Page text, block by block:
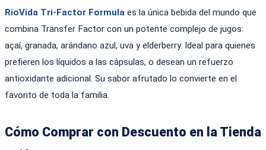
RioVida Tri-Factor Formula es la única bebida del mundo que
combina Transfer Factor con un potente complejo de jugos:
açaí, granada, arándano azul, uva y elderberry. Ideal para quienes
prefieren los líquidos a las cápsulas, o desean un refuerzo
antioxidante adicional. Su sabor afrutado lo convierte en el
favorito de toda la familia.
Cómo Comprar con Descuento en la Tienda